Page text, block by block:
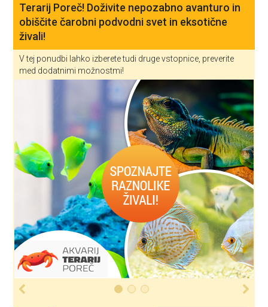
Terarij Poreč! Doživite nepozabno avanturo in
obiščite čarobni podvodni svet in eksotične
živali!
V tej ponudbi lahko izberete tudi druge vstopnice, preverite
med dodatnimi možnostmi!